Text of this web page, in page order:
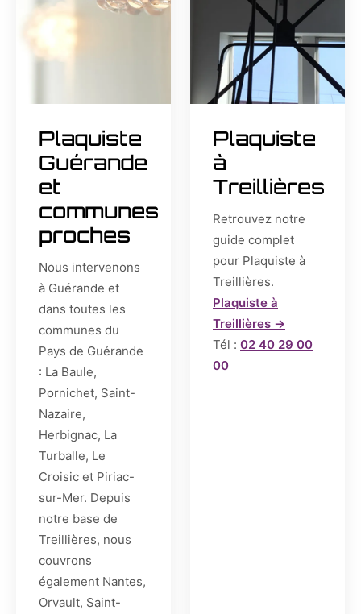
Plaquiste
Guérande
et
communes
proches
Nous intervenons
à Guérande et
dans toutes les
communes du
Pays de Guérande
: La Baule,
Pornichet, Saint-
Nazaire,
Herbignac, La
Turballe, Le
Croisic et Piriac-
sur-Mer. Depuis
notre base de
Treillières, nous
couvrons
également Nantes,
Orvault, Saint-
Plaquiste
à
Treillières
Retrouvez notre
guide complet
pour Plaquiste à
Treillières.
Plaquiste à
Treillières →
Tél : 02 40 29 00
00